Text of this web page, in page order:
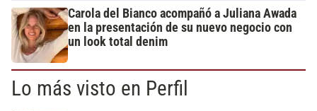
Carola del Bianco acompañó a Juliana Awada
en la presentación de su nuevo negocio con
un look total denim
Lo más visto en Perfil